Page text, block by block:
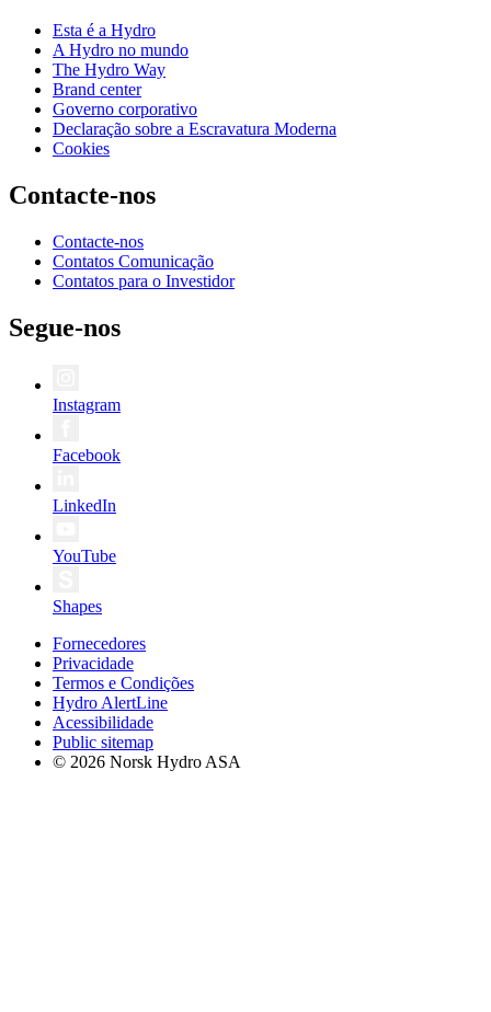
Esta é a Hydro
A Hydro no mundo
The Hydro Way
Brand center
Governo corporativo
Declaração sobre a Escravatura Moderna
Cookies
Contacte-nos
Contacte-nos
Contatos Comunicação
Contatos para o Investidor
Segue-nos
Instagram
Facebook
LinkedIn
YouTube
Shapes
Fornecedores
Privacidade
Termos e Condições
Hydro AlertLine
Acessibilidade
Public sitemap
© 2026 Norsk Hydro ASA